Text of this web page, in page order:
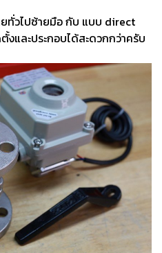
ทั่วไปซ้ายมือ กับ แบบ direct
และประกอบได้สะดวกกว่าครับ